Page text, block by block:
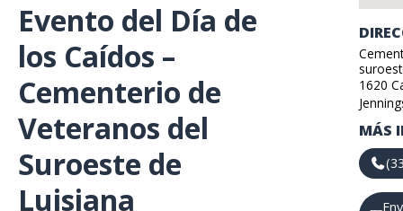
Evento del Día de
los Caídos –
Cementerio de
Veteranos del
Suroeste de
Luisiana
1620
MÁS